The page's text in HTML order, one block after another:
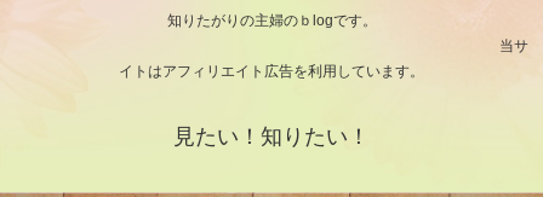
知りたがりの主婦のｂlogです。
当サ
イトはアフィリエイト広告を利用しています。
見たい！知りたい！